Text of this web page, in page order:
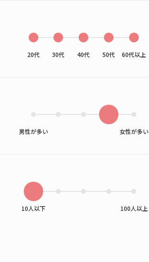
20代 30代 40代 50代 60代以上
男性が多い 女性が多い
10人以下 100人以上